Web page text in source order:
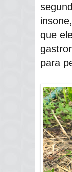
que
para